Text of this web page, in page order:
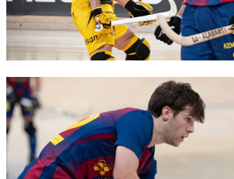
FC Barcelona club badge